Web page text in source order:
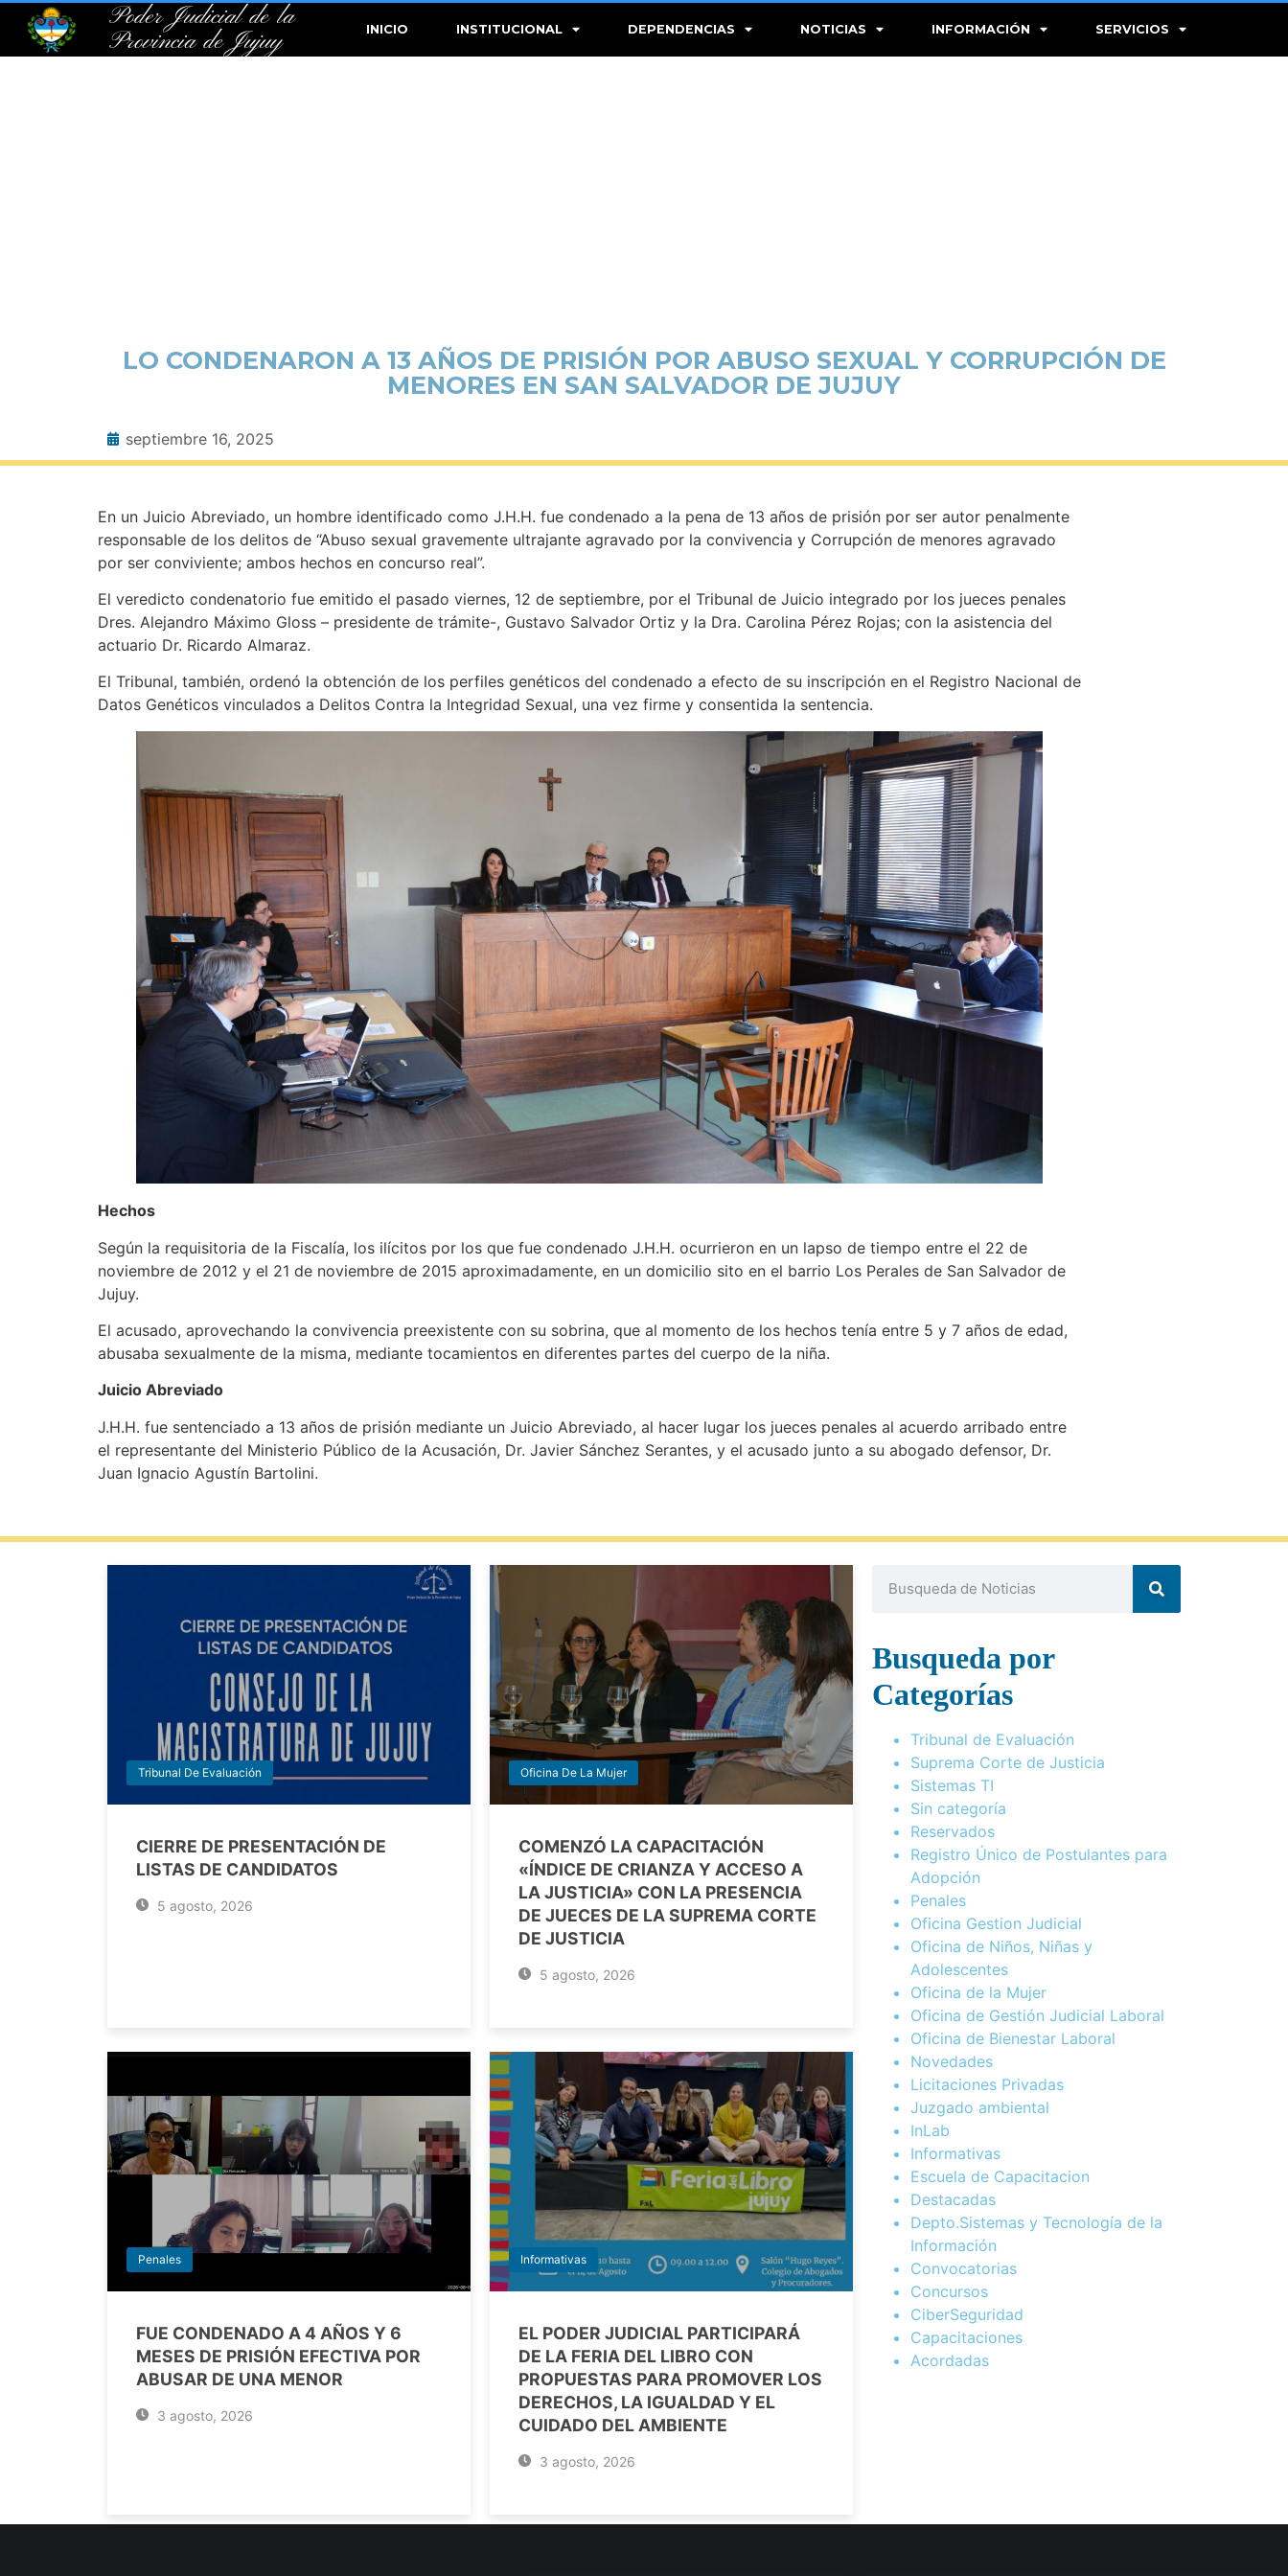
Poder Judicial de la
Provincia de Jujuy
INICIO INSTITUCIONAL DEPENDENCIAS NOTICIAS INFORMACIÓN SERVICIOS
LO CONDENARON A 13 AÑOS DE PRISIÓN POR ABUSO SEXUAL Y CORRUPCIÓN DE
MENORES EN SAN SALVADOR DE JUJUY
septiembre 16, 2025
En un Juicio Abreviado, un hombre identificado como J.H.H. fue condenado a la pena de 13 años de prisión por ser autor penalmente
responsable de los delitos de “Abuso sexual gravemente ultrajante agravado por la convivencia y Corrupción de menores agravado
por ser conviviente; ambos hechos en concurso real”.
El veredicto condenatorio fue emitido el pasado viernes, 12 de septiembre, por el Tribunal de Juicio integrado por los jueces penales
Dres. Alejandro Máximo Gloss – presidente de trámite-, Gustavo Salvador Ortiz y la Dra. Carolina Pérez Rojas; con la asistencia del
actuario Dr. Ricardo Almaraz.
El Tribunal, también, ordenó la obtención de los perfiles genéticos del condenado a efecto de su inscripción en el Registro Nacional de
Datos Genéticos vinculados a Delitos Contra la Integridad Sexual, una vez firme y consentida la sentencia.
Hechos
Según la requisitoria de la Fiscalía, los ilícitos por los que fue condenado J.H.H. ocurrieron en un lapso de tiempo entre el 22 de
noviembre de 2012 y el 21 de noviembre de 2015 aproximadamente, en un domicilio sito en el barrio Los Perales de San Salvador de
Jujuy.
El acusado, aprovechando la convivencia preexistente con su sobrina, que al momento de los hechos tenía entre 5 y 7 años de edad,
abusaba sexualmente de la misma, mediante tocamientos en diferentes partes del cuerpo de la niña.
Juicio Abreviado
J.H.H. fue sentenciado a 13 años de prisión mediante un Juicio Abreviado, al hacer lugar los jueces penales al acuerdo arribado entre
el representante del Ministerio Público de la Acusación, Dr. Javier Sánchez Serantes, y el acusado junto a su abogado defensor, Dr.
Juan Ignacio Agustín Bartolini.
Tribunal De Evaluación
CIERRE DE PRESENTACIÓN DE
LISTAS DE CANDIDATOS
5 agosto, 2026
Oficina De La Mujer
COMENZÓ LA CAPACITACIÓN
«ÍNDICE DE CRIANZA Y ACCESO A
LA JUSTICIA» CON LA PRESENCIA
DE JUECES DE LA SUPREMA CORTE
DE JUSTICIA
5 agosto, 2026
Penales
FUE CONDENADO A 4 AÑOS Y 6
MESES DE PRISIÓN EFECTIVA POR
ABUSAR DE UNA MENOR
3 agosto, 2026
Informativas
EL PODER JUDICIAL PARTICIPARÁ
DE LA FERIA DEL LIBRO CON
PROPUESTAS PARA PROMOVER LOS
DERECHOS, LA IGUALDAD Y EL
CUIDADO DEL AMBIENTE
3 agosto, 2026
Busqueda por
Categorías
Tribunal de Evaluación
Suprema Corte de Justicia
Sistemas TI
Sin categoría
Reservados
Registro Único de Postulantes para
Adopción
Penales
Oficina Gestion Judicial
Oficina de Niños, Niñas y
Adolescentes
Oficina de la Mujer
Oficina de Gestión Judicial Laboral
Oficina de Bienestar Laboral
Novedades
Licitaciones Privadas
Juzgado ambiental
InLab
Informativas
Escuela de Capacitacion
Destacadas
Depto.Sistemas y Tecnología de la
Información
Convocatorias
Concursos
CiberSeguridad
Capacitaciones
Acordadas